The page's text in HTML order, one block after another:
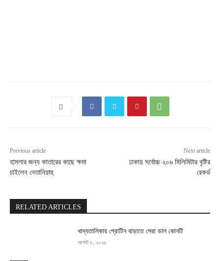
Previous article
হামলার জন্য কাতারের কাছে ক্ষমা
চাইলেন নেতানিয়াহু
Next article
ঢাকায় সর্বোচ্চ ২০৬ মিলিমিটার বৃষ্টির
রেকর্ড
RELATED ARTICLES
খাদ্যতালিকায় প্রোটিন বাড়াতে সেরা ডাল কোনটি
আগস্ট ৫, ২০২৬